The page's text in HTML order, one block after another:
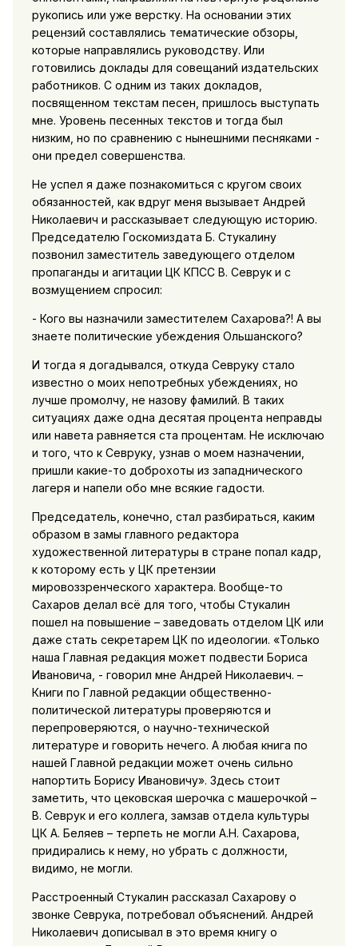
рукопись или уже верстку. На основании этих
рецензий составлялись тематические обзоры,
которые направлялись руководству. Или
готовились доклады для совещаний издательских
работников. С одним из таких докладов,
посвященном текстам песен, пришлось выступать
мне. Уровень песенных текстов и тогда был
низким, но по сравнению с нынешними песняками -
они предел совершенства.
Не успел я даже познакомиться с кругом своих
обязанностей, как вдруг меня вызывает Андрей
Николаевич и рассказывает следующую историю.
Председателю Госкомиздата Б. Стукалину
позвонил заместитель заведующего отделом
пропаганды и агитации ЦК КПСС В. Севрук и с
возмущением спросил:
- Кого вы назначили заместителем Сахарова?! А вы
знаете политические убеждения Ольшанского?
И тогда я догадывался, откуда Севруку стало
известно о моих непотребных убеждениях, но
лучше промолчу, не назову фамилий. В таких
ситуациях даже одна десятая процента неправды
или навета равняется ста процентам. Не исключаю
и того, что к Севруку, узнав о моем назначении,
пришли какие-то доброхоты из западнического
лагеря и напели обо мне всякие гадости.
Председатель, конечно, стал разбираться, каким
образом в замы главного редактора
художественной литературы в стране попал кадр,
к которому есть у ЦК претензии
мировоззренческого характера. Вообще-то
Сахаров делал всё для того, чтобы Стукалин
пошел на повышение – заведовать отделом ЦК или
даже стать секретарем ЦК по идеологии. «Только
наша Главная редакция может подвести Бориса
Ивановича, - говорил мне Андрей Николаевич. –
Книги по Главной редакции общественно-
политической литературы проверяются и
перепроверяются, о научно-технической
литературе и говорить нечего. А любая книга по
нашей Главной редакции может очень сильно
напортить Борису Ивановичу». Здесь стоит
заметить, что цековская шерочка с машерочкой –
В. Севрук и его коллега, замзав отдела культуры
ЦК А. Беляев – терпеть не могли А.Н. Сахарова,
придирались к нему, но убрать с должности,
видимо, не могли.
Расстроенный Стукалин рассказал Сахарову о
звонке Севрука, потребовал объяснений. Андрей
Николаевич дописывал в это время книгу о